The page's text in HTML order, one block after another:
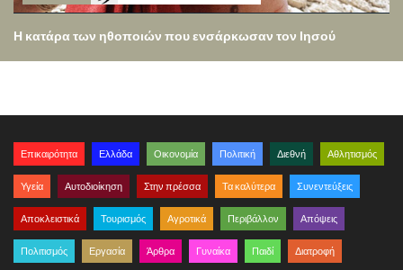
Η κατάρα των ηθοποιών που ενσάρκωσαν τον Ιησού
Επικαιρότητα Ελλάδα Οικονομία Πολιτική Διεθνή Αθλητισμός
Υγεία Αυτοδιοίκηση Στην πρέσσα Τα καλύτερα Συνεντεύξεις
Αποκλειστικά Τουρισμός Αγροτικά Περιβάλλον Απόψεις
Πολιτισμός Εργασία Άρθρα Γυναίκα Παιδί Διατροφή